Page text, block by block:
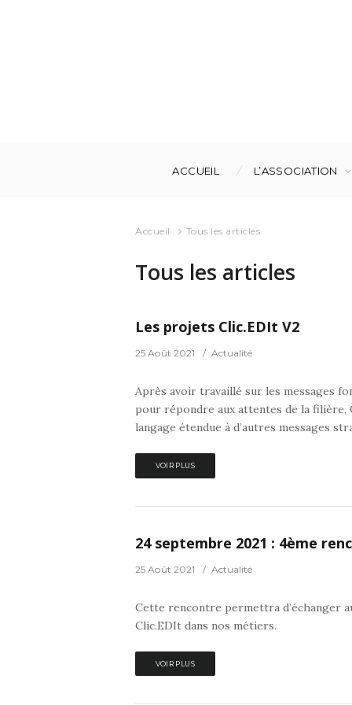
ACCUEIL L’ASSOCIATION
Accueil Tous les articles
Tous les articles
Les projets Clic.EDIt V2
25 Août 2021 Actualité
Après avoir travaillé sur les messages
pour répondre aux attentes de la
langage étendue à d’autres messages
VOIR PLUS
24 septembre 2021 : 4ème
25 Août 2021 Actualité
Cette rencontre permettra d’échanger
Clic.EDIt dans nos métiers.
VOIR PLUS